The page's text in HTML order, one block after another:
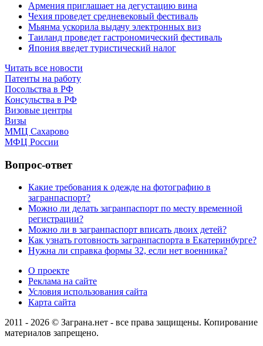
Армения приглашает на дегустацию вина
Чехия проведет средневековый фестиваль
Мьянма ускорила выдачу электронных виз
Таиланд проведет гастрономический фестиваль
Япония введет туристический налог
Читать все новости
Патенты на работу
Посольства в РФ
Консульства в РФ
Визовые центры
Визы
ММЦ Сахарово
МФЦ России
Вопрос-ответ
Какие требования к одежде на фотографию в
загранпаспорт?
Можно ли делать загранпаспорт по месту временной
регистрации?
Можно ли в загранпаспорт вписать двоих детей?
Как узнать готовность загранпаспорта в Екатеринбурге?
Нужна ли справка формы 32, если нет военника?
О проекте
Реклама на сайте
Условия использования сайта
Карта сайта
2011 - 2026 © Заграна.нет - все права защищены. Копирование
материалов запрещено.